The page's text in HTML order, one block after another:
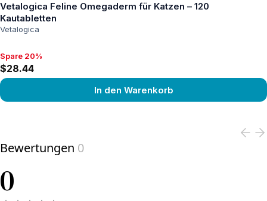
Vetalogica Feline Omegaderm für Katzen – 120
Kautabletten
Vetalogica
Spare 20%, $28.44
Spare 20%
$28.44
In den Warenkorb
Bewertungen 0
0